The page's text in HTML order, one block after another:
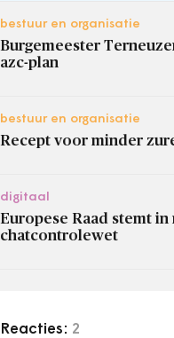
bestuur en organisatie
Burgemeester
azc-plan
bestuur en organisatie
Recept voor minder
digitaal
Europese Raad stemt in
chatcontrolewet
Reacties: 2